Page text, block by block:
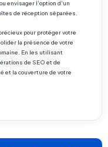
envisager l'option d'un
de réception séparées.
pour protéger votre
la présence de votre
En les utilisant
de SEO et de
et la couverture de votre